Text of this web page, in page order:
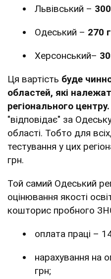
Львівський –
Одеський – 270
Херсонський–
Ця вартість буде
областей, які
регіонального центру.
"відповідає" за
області. Тобто для
тестування у цих
грн.
Той самий Одеський
оцінювання якості
кошторис пробного
оплата праці –
нарахування на
грн;